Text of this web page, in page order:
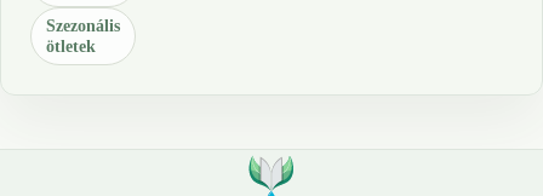
Szezonális
ötletek